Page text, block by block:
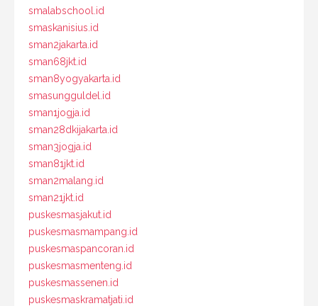
smalabschool.id
smaskanisius.id
sman2jakarta.id
sman68jkt.id
sman8yogyakarta.id
smasungguldel.id
sman1jogja.id
sman28dkijakarta.id
sman3jogja.id
sman81jkt.id
sman2malang.id
sman21jkt.id
puskesmasjakut.id
puskesmasmampang.id
puskesmaspancoran.id
puskesmasmenteng.id
puskesmassenen.id
puskesmaskramatjati.id